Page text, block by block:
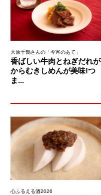
大原千鶴さんの「今宵のあて」
香ばしい牛肉とねぎだれが
からむきしめんが美味!つ
ま...
心ふるえる酒2026